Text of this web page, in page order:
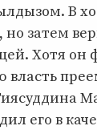
В
затем
Хотя он
власть
его в